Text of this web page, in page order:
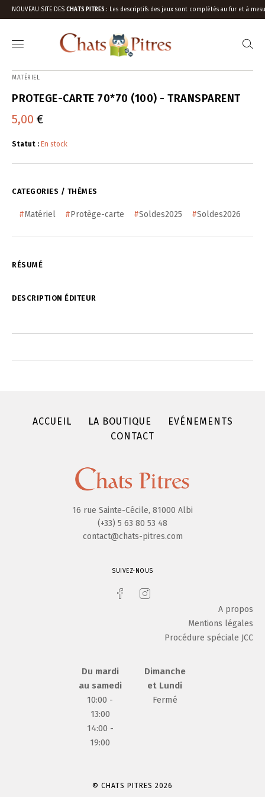
NOUVEAU SITE DES CHATS PITRES : Les descriptifs des jeux sont complétés au fur et à
MATÉRIEL
PROTEGE-CARTE 70*70 (100) - TRANSPARENT
5,00 €
Statut : En stock
CATEGORIES / THÈMES
#Matériel #Protège-carte #Soldes2025 #Soldes2026
RÉSUMÉ
DESCRIPTION ÉDITEUR
ACCUEIL LA BOUTIQUE
EVÉNEMENTS
CONTACT
SUIVEZ-NOUS
16 rue Sainte-Cécile, 81000 Albi
(+33) 5 63 80 53 48
contact@chats-pitres.com
A propos
Mentions légales
Procédure spéciale JCC
Du mardi
au samedi
10:00 -
13:00
14:00 -
19:00
Dimanche
et Lundi
Fermé
© CHATS PITRES 2026